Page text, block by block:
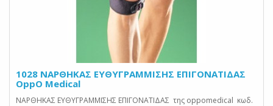
1028 ΝΑΡΘΗΚΑΣ ΕΥΘΥΓΡΑΜΜΙΣΗΣ ΕΠΙΓΟΝΑΤΙΔΑΣ
OppO Medical
ΝΑΡΘΗΚΑΣ ΕΥΘΥΓΡΑΜΜΙΣΗΣ ΕΠΙΓΟΝΑΤΙΔΑΣ της oppomedical κωδ.